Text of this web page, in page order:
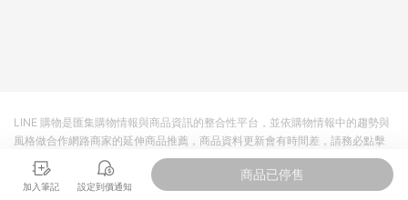
加入筆記 設定到價通知
商品已停售
LINE 購物是匯集購物情報與商品資訊的整合性平台，並依購物情報中的趨勢與
風格做合作網路商家的延伸商品推薦，商品資料更新會有時間差，請務必點擊
商品至各合作網路商家，確認現售價與購物條件，一切資訊以合作廠商網頁為
準。